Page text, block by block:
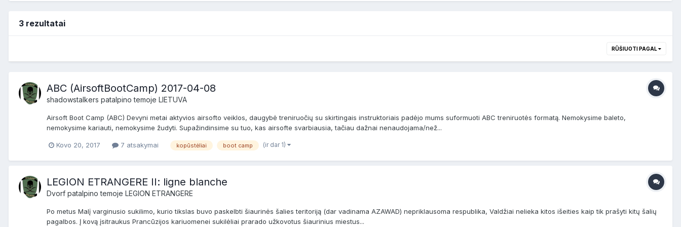
3 rezultatai
RŪŠIUOTI PAGAL
ABC (AirsoftBootCamp) 2017-04-08
shadowstalkers patalpino temoje LIETUVA
Airsoft Boot Camp (ABC) Devyni metai aktyvios airsofto veiklos, daugybė treniruočių su skirtingais instruktoriais padėjo mums suformuoti ABC treniruotės formatą. Nemokysime baleto,
nemokysime kariauti, nemokysime žudyti. Supažindinsime su tuo, kas airsofte svarbiausia, tačiau dažnai nenaudojama/než...
Kovo 20, 2017 7 atsakymai kopūstėliai boot camp (ir dar 1)
LEGION ETRANGERE II: ligne blanche
Dvorf patalpino temoje LEGION ETRANGERE
Po metus Malį varginusio sukilimo, kurio tikslas buvo paskelbti šiaurinės šalies teritoriją (dar vadinama AZAWAD) nepriklausoma respublika, Valdžiai nelieka kitos išeities kaip tik prašyti kitų šalių
pagalbos. Į kovą įsitraukus Prancūzijos kariuomenei sukilėliai prarado užkovotus šiaurinius miestus...